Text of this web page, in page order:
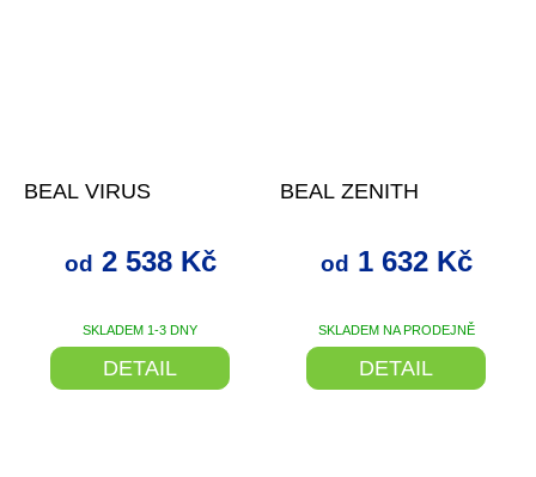
BEAL VIRUS
SKLADEM 1-3 DNY
od 2 538 Kč
DETAIL
BEAL ZENITH
SKLADEM NA PRODEJNĚ
od 1 632 Kč
DETAIL